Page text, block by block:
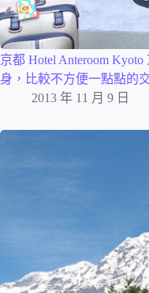
京都 Hotel Anteroom
身，比較不方便一點點的
2013 年 11 月 9 日